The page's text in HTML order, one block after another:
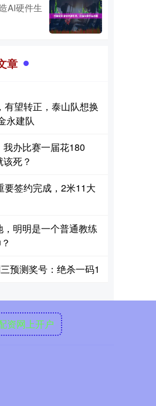
AI硬件生
章
望转正，泰山队想换
永建队
办比赛一届花180
死？
签约完成，2米11大
明明是一个普通教练
预测奖号：绝杀一码1
资网上开户